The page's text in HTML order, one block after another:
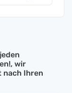
wir
nach Ihren